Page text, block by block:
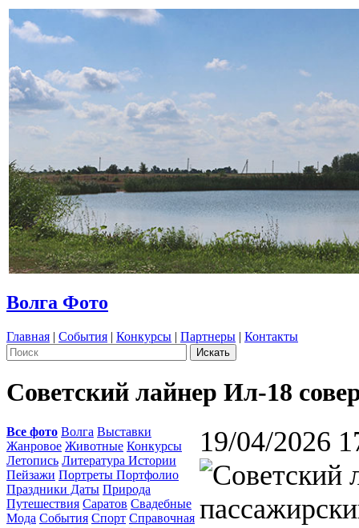
Волга Фото
Главная | События | Конкурсы | Партнеры | Контакты
Советский лайнер Ил-18
Все фото Волга Выставки
Жанровое Животные Конкурсы
Летопись Литература Истории
Пейзажи Портреты Портфолио
Праздники Даты Природа
Путешествия Саратов Свадебные
Мода События Спорт Справочная
19/04/2026